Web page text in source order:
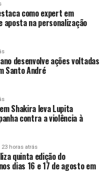
como expert em
aposta na personalização
desenvolve ações voltadas
Santo André
Shakira leva Lupita
contra a violência à
23 horas atrás
quinta edição do
dias 16 e 17 de agosto em